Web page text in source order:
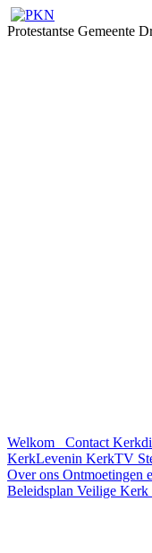
Protestantse Gemeente
Welkom Contact
KerkLevenin KerkTV
Over ons Ontmoetingen
Beleidsplan Veilige Kerk